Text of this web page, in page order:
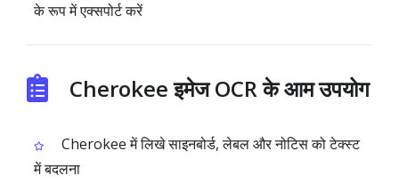
के रूप में एक्सपोर्ट करें
Cherokee इमेज OCR के आम उपयोग
Cherokee में लिखे साइनबोर्ड, लेबल और नोटिस को टेक्स्ट
में बदलना